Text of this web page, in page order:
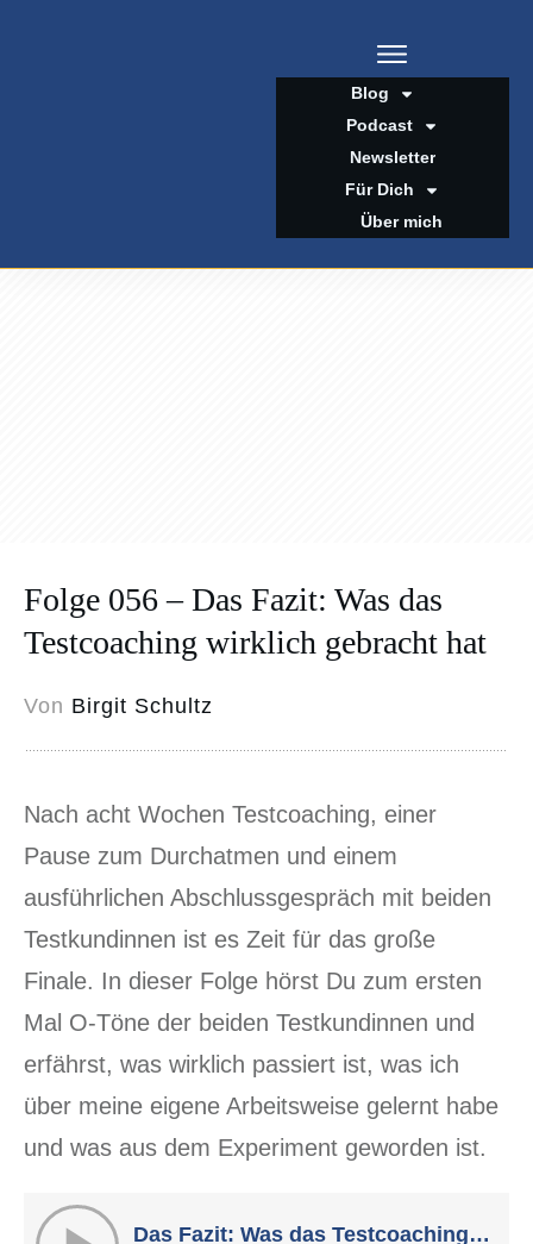
Blog
Podcast
Newsletter
Für Dich
Über mich
Folge 056 – Das Fazit: Was das
Testcoaching wirklich gebracht hat
Von Birgit Schultz
Nach acht Wochen Testcoaching, einer
Pause zum Durchatmen und einem
ausführlichen Abschlussgespräch mit beiden
Testkundinnen ist es Zeit für das große
Finale. In dieser Folge hörst Du zum ersten
Mal O-Töne der beiden Testkundinnen und
erfährst, was wirklich passiert ist, was ich
über meine eigene Arbeitsweise gelernt habe
und was aus dem Experiment geworden ist.